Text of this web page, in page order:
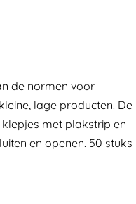
de normen voor
lage producten. De
met plakstrip en
en openen. 50 stuks